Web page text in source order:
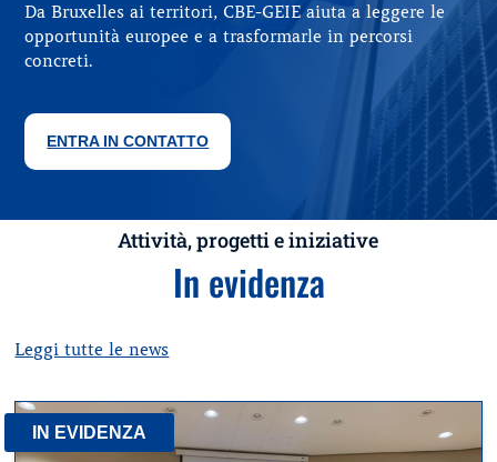
Da Bruxelles ai territori, CBE-GEIE aiuta a leggere le
opportunità europee e a trasformarle in percorsi
concreti.
ENTRA IN CONTATTO
Attività, progetti e iniziative
In evidenza
Leggi tutte le news
IN EVIDENZA